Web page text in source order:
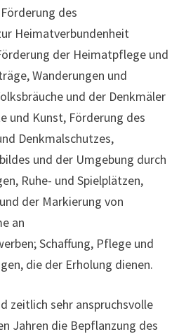
des
Heimatverbundenheit
der Heimatpflege und
Wanderungen und
und der Denkmäler
und Kunst, Förderung des
Denkmalschutzes,
und der Umgebung durch
Ruhe- und Spielplätzen,
der Markierung von
an
Schaffung, Pflege und
die der Erholung dienen.
zeitlich sehr anspruchsvolle
Jahren die Bepflanzung des